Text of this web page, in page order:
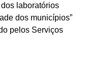
laboratórios
dos municípios”
pelos Serviços